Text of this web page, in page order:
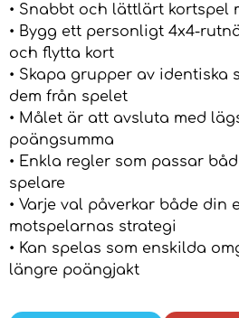
• Snabbt och lättlärt kortspel
• Bygg ett personligt 4x4-
och flytta kort
• Skapa grupper av
dem från spelet
• Målet är att avsluta med
poängsumma
• Enkla regler som passar
spelare
• Varje val påverkar både din
motspelarnas strategi
• Kan spelas som enskilda
längre poängjakt